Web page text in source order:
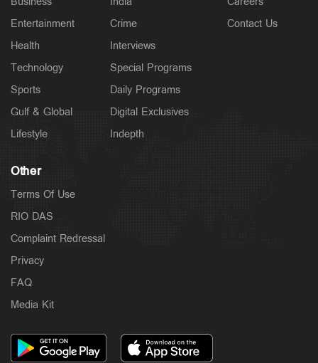
Entertainment
Health
Technology
Sports
Gulf & Global
Lifestyle
Crime
Interviews
Special Programs
Daily Programs
Digital Exclusives
Indepth
Contact Us
Other
Terms Of Use
RIO DAS
Complaint Redressal
Privacy
FAQ
Media Kit